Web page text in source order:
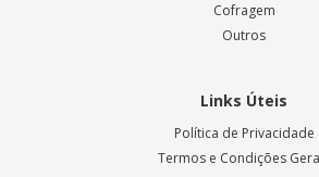
Cofragem
Outros
Links Úteis
Política de Privacidade
Termos e Condições